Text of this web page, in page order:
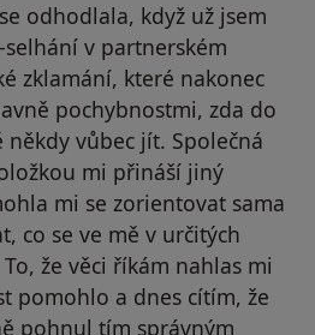
odhodlala, když už jsem
v partnerském
zklamání, které nakonec
pochybnostmi, zda do
vůbec jít. Společná
mi přináší jiný
mi se zorientovat sama
co se ve mě v určitých
že věci říkám nahlas mi
pomohlo a dnes cítím, že
pohnul tím správným